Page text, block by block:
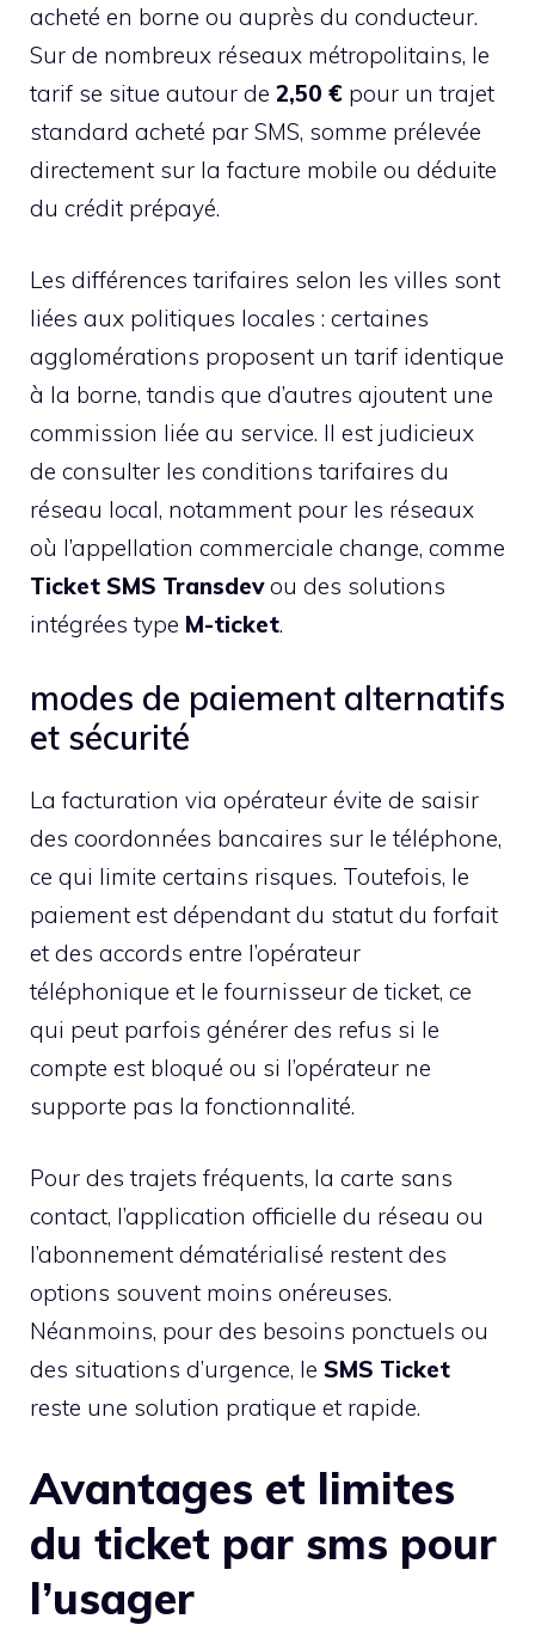
acheté en borne ou auprès du conducteur.
Sur de nombreux réseaux métropolitains, le
tarif se situe autour de 2,50 € pour un trajet
standard acheté par SMS, somme prélevée
directement sur la facture mobile ou déduite
du crédit prépayé.
Les différences tarifaires selon les villes sont
liées aux politiques locales : certaines
agglomérations proposent un tarif identique
à la borne, tandis que d’autres ajoutent une
commission liée au service. Il est judicieux
de consulter les conditions tarifaires du
réseau local, notamment pour les réseaux
où l’appellation commerciale change, comme
Ticket SMS Transdevou des solutions
intégrées type M-ticket.
modes de paiement alternatifs
et sécurité
La facturation via opérateur évite de saisir
des coordonnées bancaires sur le téléphone,
ce qui limite certains risques. Toutefois, le
paiement est dépendant du statut du forfait
et des accords entre l’opérateur
téléphonique et le fournisseur de ticket, ce
qui peut parfois générer des refus si le
compte est bloqué ou si l’opérateur ne
supporte pas la fonctionnalité.
Pour des trajets fréquents, la carte sans
contact, l’application officielle du réseau ou
l’abonnement dématérialisé restent des
options souvent moins onéreuses.
Néanmoins, pour des besoins ponctuels ou
des situations d’urgence, le SMS Ticket
reste une solution pratique et rapide.
Avantages et limites
du ticket par sms pour
l’usager